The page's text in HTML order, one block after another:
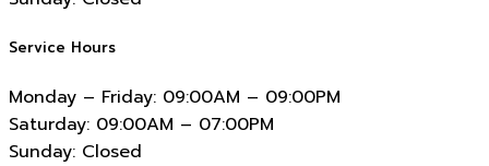
Service Hours
Monday – Friday: 09:00AM – 09:00PM
Saturday: 09:00AM – 07:00PM
Sunday: Closed